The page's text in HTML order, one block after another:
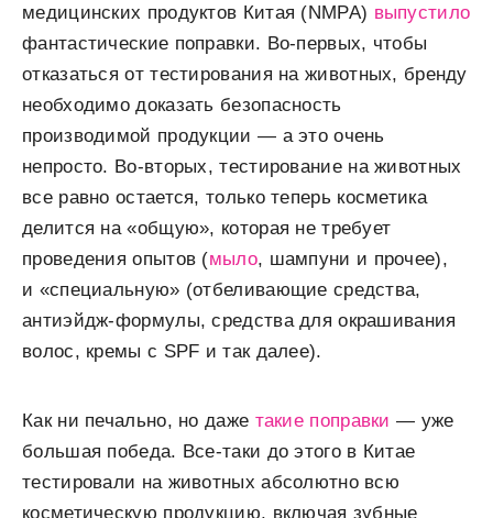
медицинских продуктов Китая (NMPA) выпустило
фантастические поправки. Во-первых, чтобы
отказаться от тестирования на животных, бренду
необходимо доказать безопасность
производимой продукции — а это очень
непросто. Во-вторых, тестирование на животных
все равно остается, только теперь косметика
делится на «общую», которая не требует
проведения опытов (мыло, шампуни и прочее),
и «специальную» (отбеливающие средства,
антиэйдж-формулы, средства для окрашивания
волос, кремы с SPF и так далее).
Как ни печально, но даже такие поправки — уже
большая победа. Все-таки до этого в Китае
тестировали на животных абсолютно всю
косметическую продукцию, включая зубные